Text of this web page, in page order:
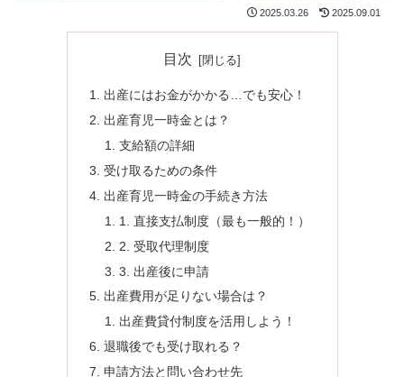
2025.03.26 2025.09.01
目次
出産にはお金がかかる…でも安心！
出産育児一時金とは？
支給額の詳細
受け取るための条件
出産育児一時金の手続き方法
1. 直接支払制度（最も一般的！）
2. 受取代理制度
3. 出産後に申請
出産費用が足りない場合は？
出産費貸付制度を活用しよう！
退職後でも受け取れる？
申請方法と問い合わせ先